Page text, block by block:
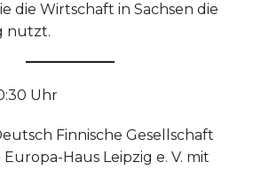
die Wirtschaft in Sachsen die
nutzt.
Uhr
Finnische Gesellschaft
Europa-Haus Leipzig e. V. mit